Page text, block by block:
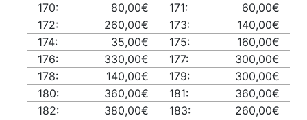
170:
80,00€ 171:
60,00€
172:
260,00€ 173:
140,00€
174:
35,00€ 175:
160,00€
176:
330,00€ 177:
300,00€
178:
140,00€ 179:
300,00€
180:
360,00€ 181:
360,00€
182:
380,00€ 183:
260,00€